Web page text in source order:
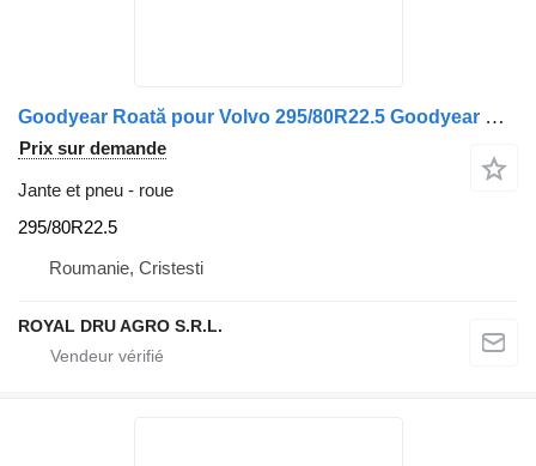
Goodyear Roată pour Volvo 295/80R22.5 Goodyear Ultra Grip M+S
Prix sur demande
Jante et pneu - roue
295/80R22.5
Roumanie, Cristesti
ROYAL DRU AGRO S.R.L.